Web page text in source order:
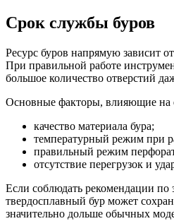
Срок службы буров
Ресурс буров напрямую зависит
При правильной работе
большое количество отверстий
Основные факторы, влияющие на
качество материала бура;
температурный режим при
правильный режим
отсутствие перегрузок и
Если соблюдать рекомендации по
твердосплавный бур может
значительно дольше обычных